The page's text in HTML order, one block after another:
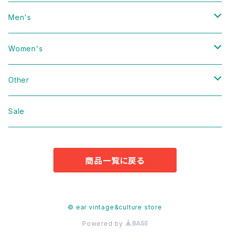
Men's
Vintage
Domestic
Jacket
Women's
Vintage
Domestic
Other
bag
Accessories
Sale
商品一覧に戻る
© ear vintage&culture store
Powered by